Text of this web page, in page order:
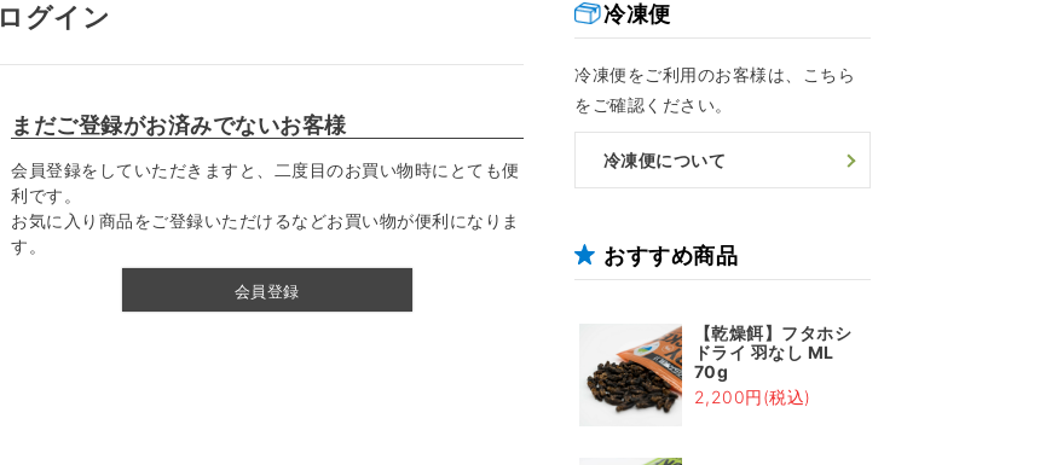
冷凍便
冷凍便をご利用のお客様は、こちら
をご確認ください。
冷凍便について
おすすめ商品
【乾燥餌】フタホシ
ドライ 羽なし ML
70g
2,200円(税込)
ログイン
まだご登録がお済みでないお客様
会員登録をしていただきますと、二度目のお買い物時にとても便
利です。
お気に入り商品をご登録いただけるなどお買い物が便利になりま
す。
会員登録